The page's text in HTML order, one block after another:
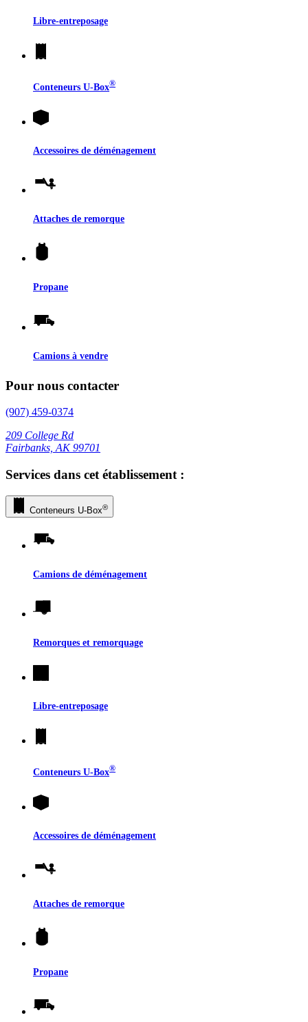
Libre-entreposage
Conteneurs U-Box®
Accessoires de déménagement
Attaches de remorque
Propane
Camions à vendre
Pour nous contacter
(907) 459-0374
209 College Rd
Fairbanks, AK 99701
Services dans cet établissement :
Conteneurs U-Box®
Camions de déménagement
Remorques et remorquage
Libre-entreposage
Conteneurs U-Box®
Accessoires de déménagement
Attaches de remorque
Propane